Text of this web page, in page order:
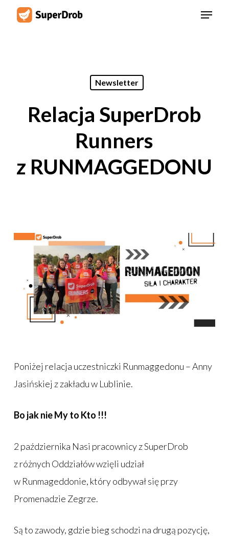
Menu
Newsletter
Relacja SuperDrob
Runners
z RUNMAGGEDONU
Poniżej relacja uczestniczki Runmaggedonu – Anny
Jasińskiej z zakładu w Lublinie.
Bo jak nie My to Kto !!!
2 października Nasi pracownicy z SuperDrob
z różnych Oddziałów wzięli udział
w Runmageddonie, który odbywał się przy
Promenadzie Zegrze.
Są to zawody, gdzie bieg schodzi na drugą pozycję,